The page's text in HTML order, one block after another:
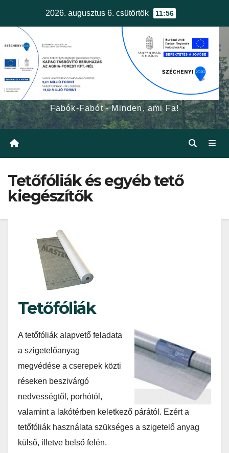
2026. augusztus 6. csütörtök 11:56
egerfa.hu
Fabók-Fabót - Minden, ami Fa!
Tetőfóliák és egyéb tető
kiegészítők
Tetőfóliák
A tetőfóliák alapvető feladata
a szigetelőanyag
megvédése a cserepek közti
réseken beszivárgó
nedvességtől, porhótól,
valamint a lakótérben keletkező párától. Ezért a
tetőfóliák használata szükséges a szigetelő anyag
külső, illetve belső felén.